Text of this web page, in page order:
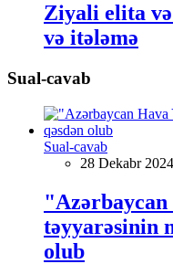
Ziyali elita
və itələmə
Sual-cavab
Sual-cavab
28 Dekabr
"Azərbaycan
təyyarəsinin
olub